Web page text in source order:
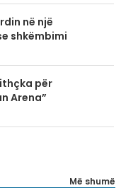
në një
shkëmbimi
për
Arena”
Më shumë